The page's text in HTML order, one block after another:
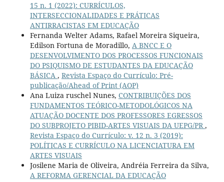
15 n. 1 (2022): CURRÍCULOS,
INTERSECCIONALIDADES E PRÁTICAS
ANTIRRACISTAS EM EDUCAÇÃO
Fernanda Welter Adams, Rafael Moreira Siqueira,
Edilson Fortuna de Moradillo, A BNCC E O
DESENVOLVIMENTO DOS PROCESSOS FUNCIONAIS
DO PSIQUISMO DE ESTUDANTES DA EDUCAÇÃO
BÁSICA , Revista Espaço do Currículo: Pré-
publicação/Ahead of Print (AOP)
Ana Luiza ruschel Nunes, CONTRIBUIÇÕES DOS
FUNDAMENTOS TEÓRICO-METODOLÓGICOS NA
ATUAÇÃO DOCENTE DOS PROFESSORES EGRESSOS
DO SUBPROJETO PIBID-ARTES VISUAIS DA UEPG/PR ,
Revista Espaço do Currículo: v. 12 n. 3 (2019):
POLÍTICAS E CURRÍCULO NA LICENCIATURA EM
ARTES VISUAIS
Josilene Maria de Oliveira, Andréia Ferreira da Silva,
A REFORMA GERENCIAL DA EDUCAÇÃO